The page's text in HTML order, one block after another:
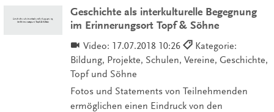
Geschichte als interkulturelle Begegnung
im Erinnerungsort Topf & Söhne
Video: 17.07.2018 10:26
Kategorie:
Bildung, Projekte, Schulen, Vereine, Geschichte,
Topf und Söhne
Fotos und Statements von Teilnehmenden
ermöglichen einen Eindruck von den